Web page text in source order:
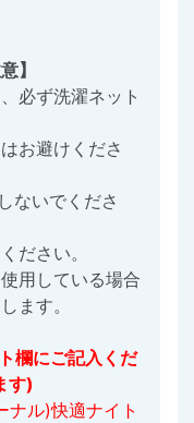
】
必ず洗濯ネット
お避けくださ
ないでくださ
ださい。
用している場合
ます。
欄にご記入くだ
す)
ル)快適ナイト